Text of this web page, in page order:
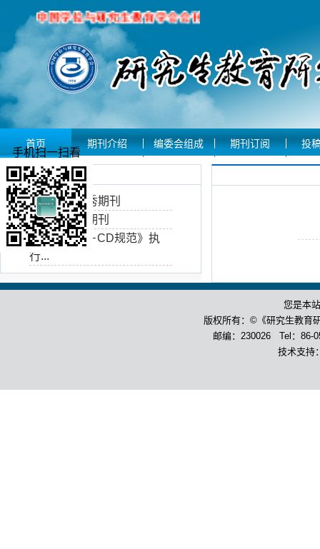
首页 期刊介绍 编委会组成 期刊订阅 投
期刊荣誉
华东地区优秀期刊
安徽省优秀期刊
首届《CAJ－CD规范》执
行...
您是本
版权所有：©《研究生教育
邮编：230026 Tel：86-
技术支持
手机扫一扫看